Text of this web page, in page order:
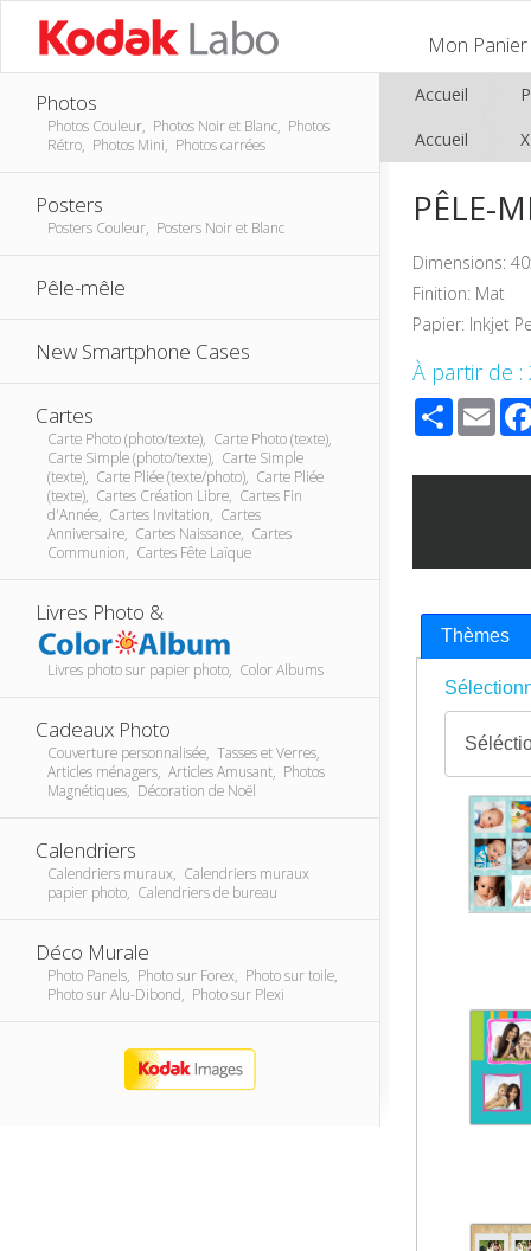
Mon Panier
Photos
Photos Couleur, Photos Noir et Blanc, Photos
Rétro, Photos Mini, Photos carrées
Posters
Posters Couleur, Posters Noir et Blanc
Pêle-mêle
New Smartphone Cases
Cartes
Carte Photo (photo/texte), Carte Photo (texte),
Carte Simple (photo/texte), Carte Simple
(texte), Carte Pliée (texte/photo), Carte Pliée
(texte), Cartes Création Libre, Cartes Fin
d'Année, Cartes Invitation, Cartes
Anniversaire, Cartes Naissance, Cartes
Communion, Cartes Fête Laïque
Livres Photo &
Livres photo sur papier photo, Color Albums
Cadeaux Photo
Couverture personnalisée, Tasses et Verres,
Articles ménagers, Articles Amusant, Photos
Magnétiques, Décoration de Noël
Calendriers
Calendriers muraux, Calendriers muraux
papier photo, Calendriers de bureau
Déco Murale
Photo Panels, Photo sur Forex, Photo sur toile,
Photo sur Alu-Dibond, Photo sur Plexi
Accueil
Accueil
PÊLE-
Dimensions:
Finition: Mat
Papier: Inkjet
À partir de :
Share
Thèmes